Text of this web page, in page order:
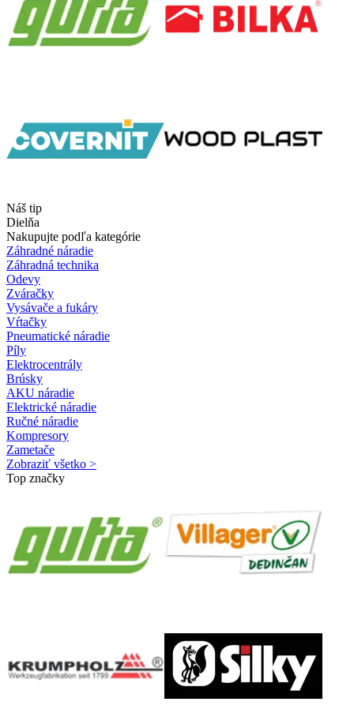
Náš tip
Dielňa
Nakupujte podľa kategórie
Záhradné náradie
Záhradná technika
Odevy
Zváračky
Vysávače a fukáry
Vŕtačky
Pneumatické náradie
Píly
Elektrocentrály
Brúsky
AKU náradie
Elektrické náradie
Ručné náradie
Kompresory
Zametače
Zobraziť všetko >
Top značky